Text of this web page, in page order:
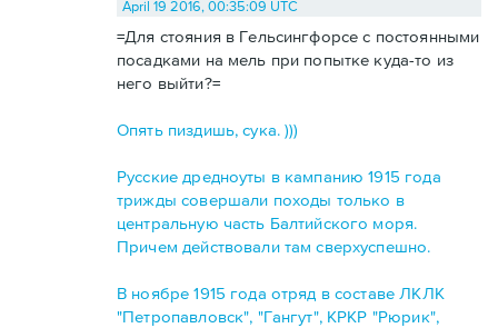
April 19 2016, 00:35:09 UTC
=Для стояния в Гельсингфорсе с постоянными
посадками на мель при попытке куда-то из
него выйти?=
Опять пиздишь, сука. )))
Русские дредноуты в кампанию 1915 года
трижды совершали походы только в
центральную часть Балтийского моря.
Причем действовали там сверхуспешно.
В ноябре 1915 года отряд в составе ЛКЛК
"Петропавловск", "Гангут", КРКР "Рюрик",